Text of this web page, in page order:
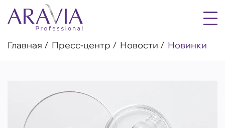
Главная Пресс-центр Новости Новинки